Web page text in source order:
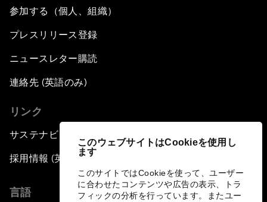
このウェブサイトはCookieを使用し
ます
このサイトではCookieを使って、ユーザー
に合わせたコンテンツや広告の表示、トラ
フィックの分析を行っています。またユー
参加する（個人、組織）
プレスリリース登録
ニュースレター購読
連絡先 (英語のみ)
リンク
サステナビリティへの取り組み
採用情報 (英語のみ)
言語